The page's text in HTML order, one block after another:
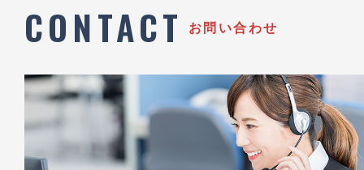
CONTACT お問い合わせ